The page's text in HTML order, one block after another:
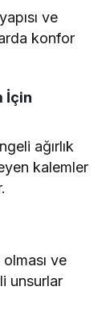
ve
konfor
İçin
ağırlık
kalemler
ve
unsurlar